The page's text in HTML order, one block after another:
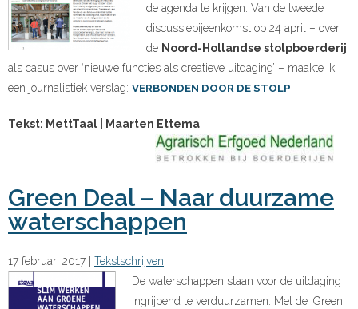
de agenda te krijgen. Van de tweede
discussiebijeenkomst op 24 april – over
de Noord-Hollandse stolpboerderij
als casus over ‘nieuwe functies als creatieve uitdaging’ – maakte ik
een journalistiek verslag: VERBONDEN DOOR DE STOLP
Tekst: MettTaal | Maarten Ettema
Green Deal – Naar duurzame
waterschappen
17 februari 2017
Tekstschrijven
De waterschappen staan voor de uitdaging
ingrijpend te verduurzamen. Met de ‘Green